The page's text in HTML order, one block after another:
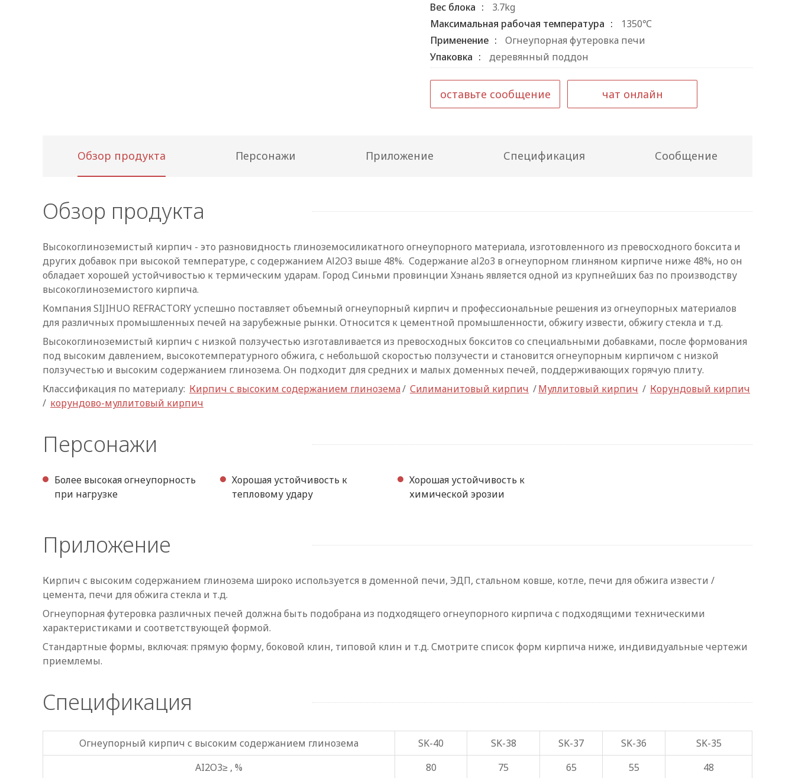
Вес блока :
3.7kg
Максимальная рабочая температура :
1350℃
Применение :
Огнеупорная футеровка печи
Упаковка : деревянный поддон
оставьте сообщение чат онлайн
Обзор продукта Персонажи Приложение Спецификация Сообщение
Обзор продукта
Высокоглиноземистый кирпич - это разновидность глиноземосиликатного огнеупорного материала, изготовленного из превосходного боксита и
других добавок при высокой температуре, с содержанием Al2O3 выше 48%. Содержание al2o3 в огнеупорном глиняном кирпиче ниже 48%, но он
обладает хорошей устойчивостью к термическим ударам. Город Синьми провинции Хэнань является одной из крупнейших баз по производству
высокоглиноземистого кирпича.
Компания SIJIHUO REFRACTORY успешно поставляет объемный огнеупорный кирпич и профессиональные решения из огнеупорных материалов
для различных промышленных печей на зарубежные рынки. Относится к цементной промышленности, обжигу извести, обжигу стекла и т.д.
Высокоглиноземистый кирпич с низкой ползучестью изготавливается из превосходных бокситов со специальными добавками, после формования
под высоким давлением, высокотемпературного обжига, с небольшой скоростью ползучести и становится огнеупорным кирпичом с низкой
ползучестью и высоким содержанием глинозема. Он подходит для средних и малых доменных печей, поддерживающих горячую плиту.
Классификация по материалу: Кирпич с высоким содержанием глинозема/ Силиманитовый кирпич /Муллитовый кирпич / Корундовый кирпич
/ корундово-муллитовый кирпич
Персонажи
Более высокая огнеупорность
при нагрузке
Хорошая устойчивость к
тепловому удару
Хорошая устойчивость к
химической эрозии
Приложение
Кирпич с высоким содержанием глинозема широко используется в доменной печи, ЭДП, стальном ковше, котле, печи для обжига извести /
цемента, печи для обжига стекла и т.д.
Огнеупорная футеровка различных печей должна быть подобрана из подходящего огнеупорного кирпича с подходящими техническими
характеристиками и соответствующей формой.
Стандартные формы, включая: прямую форму, боковой клин, типовой клин и т.д. Смотрите список форм кирпича ниже, индивидуальные чертежи
приемлемы.
Спецификация
Огнеупорный кирпич с высоким содержанием глинозема SK-40 SK-38 SK-37 SK-36
SK-35
AI2O3≥ , %
80 75 65 55
48